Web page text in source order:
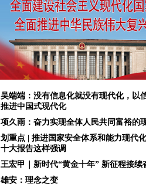
吴端端：没有信息化就没有现代化，以
推进中国式现代化
项久雨：奋力实现全体人民共同富裕的
划重点 | 推进国家安全体系和能力现代
十大报告这样强调
王宏甲｜新时代“黄金十年” 新征程接续
雄安：理念之变